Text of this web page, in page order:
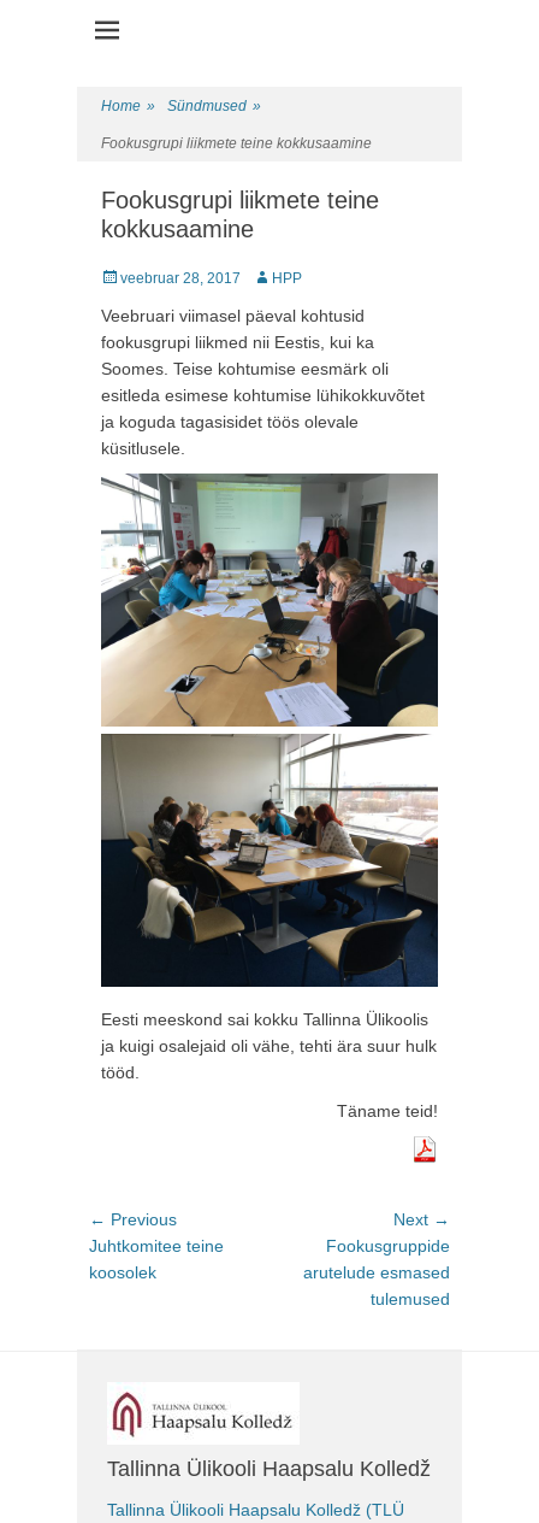
Home » Sündmused »
Fookusgrupi liikmete teine kokkusaamine
Fookusgrupi liikmete teine
kokkusaamine
Posted
veebruar 28, 2017 Author
HPP
Veebruari viimasel päeval kohtusid
fookusgrupi liikmed nii Eestis, kui ka
Soomes. Teise kohtumise eesmärk oli
esitleda esimese kohtumise lühikokkuvõtet
ja koguda tagasisidet töös olevale
küsitlusele.
Eesti meeskond sai kokku Tallinna Ülikoolis
ja kuigi osalejaid oli vähe, tehti ära suur hulk
tööd.
Täname teid!
Navigeerimine
← Previous
post:
Juhtkomitee teine
koosolek
Next →
Fookusgruppide
arutelude esmased
tulemused
Tallinna Ülikooli Haapsalu Kolledž
Tallinna Ülikooli Haapsalu Kolledž (TLÜ